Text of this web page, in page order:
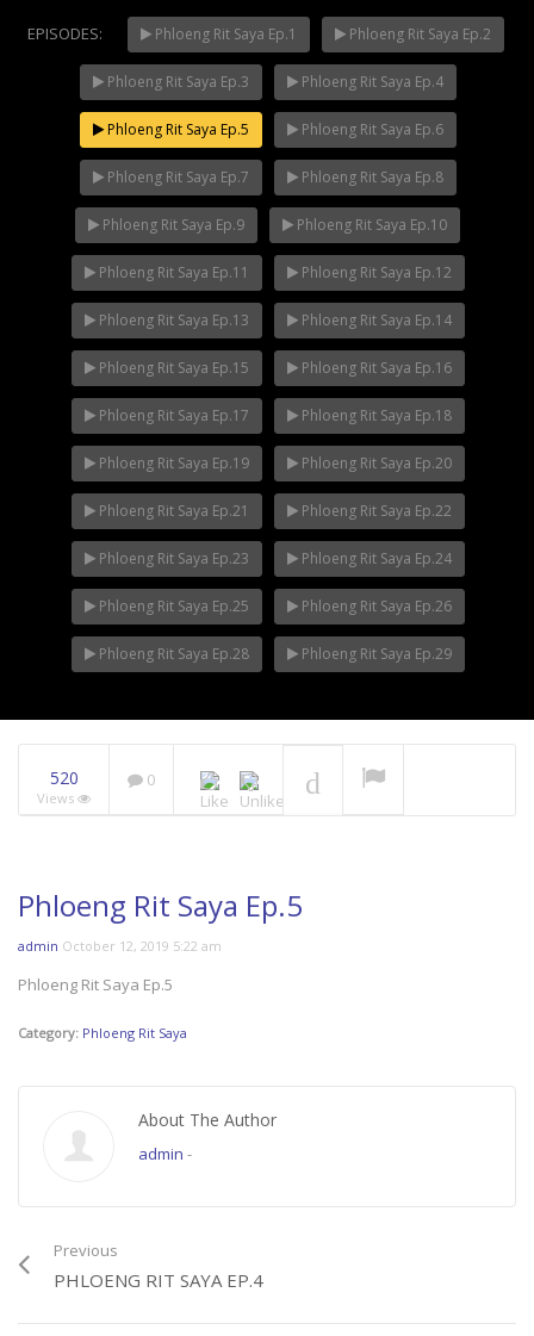
EPISODES: Phloeng Rit Saya Ep.1 Phloeng Rit Saya Ep.2
Phloeng Rit Saya Ep.3 Phloeng Rit Saya Ep.4
Phloeng Rit Saya Ep.5 Phloeng Rit Saya Ep.6
Phloeng Rit Saya Ep.7 Phloeng Rit Saya Ep.8
Phloeng Rit Saya Ep.9 Phloeng Rit Saya Ep.10
Phloeng Rit Saya Ep.11 Phloeng Rit Saya Ep.12
Phloeng Rit Saya Ep.13 Phloeng Rit Saya Ep.14
Phloeng Rit Saya Ep.15 Phloeng Rit Saya Ep.16
Phloeng Rit Saya Ep.17 Phloeng Rit Saya Ep.18
Phloeng Rit Saya Ep.19 Phloeng Rit Saya Ep.20
Phloeng Rit Saya Ep.21 Phloeng Rit Saya Ep.22
Phloeng Rit Saya Ep.23 Phloeng Rit Saya Ep.24
Phloeng Rit Saya Ep.25 Phloeng Rit Saya Ep.26
Phloeng Rit Saya Ep.28 Phloeng Rit Saya Ep.29
520
Views
0
Phloeng Rit Saya Ep.5
admin October 12, 2019 5:22 am
Phloeng Rit Saya Ep.5
Category: Phloeng Rit Saya
About The Author
admin -
Previous
PHLOENG RIT SAYA EP.4